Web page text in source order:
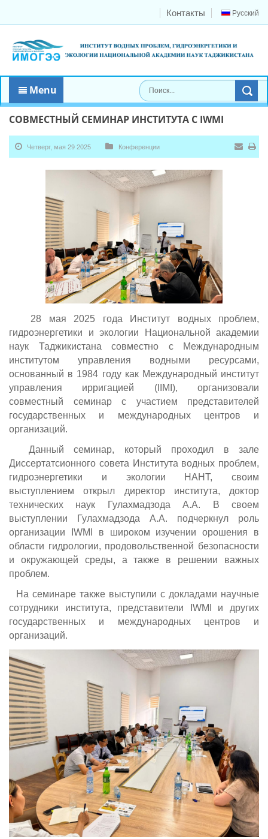
Русский
Контакты
Menu
СОВМЕСТНЫЙ СЕМИНАР ИНСТИТУТА С IWMI
Четверг, мая 29 2025 Конференции
28 мая 2025 года Институт водных проблем,
гидроэнергетики и экологии Национальной академии
наук Таджикистана совместно с Международным
институтом управления водными ресурсами,
основанный в 1984 году как Международный институт
управления ирригацией (IIMI), организовали
совместный семинар с участием представителей
государственных и международных центров и
организаций.
Данный семинар, который проходил в зале
Диссертатсионного совета Института водных проблем,
гидроэнергетики и экологии НАНТ, своим
выступлением открыл директор института, доктор
технических наук Гулахмадзода А.А. В своем
выступлении Гулахмадзода А.А. подчеркнул роль
организации IWMI в широком изучении орошения в
области гидрологии, продовольственной безопасности
и окружающей среды, а также в решении важных
проблем.
На семинаре также выступили с докладами научные
сотрудники института, представители IWMI и других
государственных и международных центров и
организаций.